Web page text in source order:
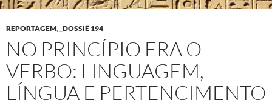
REPORTAGEM, _DOSSIÊ 194
NO PRINCÍPIO ERA O
VERBO: LINGUAGEM,
LÍNGUA E PERTENCIMENTO